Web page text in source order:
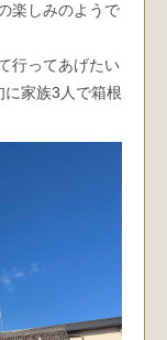
楽しみのようで
行ってあげたい
家族3人で箱根